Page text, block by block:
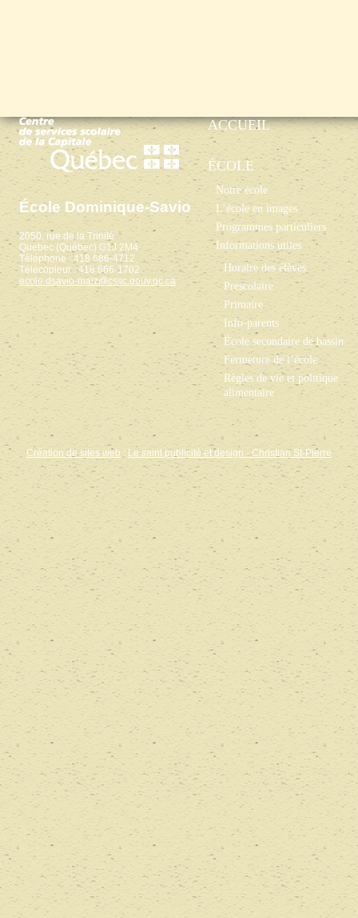
École Dominique-Savio
2050, rue de la Trinité
Québec (Québec) G1J 2M4
Téléphone : 418 686-4712
Télécopieur : 418 666-1702
ecole.dsavio-maiz@cssc.gouv.qc.ca
ACCUEIL
ÉCOLE
Notre école
L’école en images
Programmes particuliers
Informations utiles
Horaire des élèves
Préscolaire
Primaire
Info-parents
École secondaire de bassin
Fermeture de l’école
Règles de vie et politique
alimentaire
Création de sites web : Le saint publicité et design - Christian St-Pierre